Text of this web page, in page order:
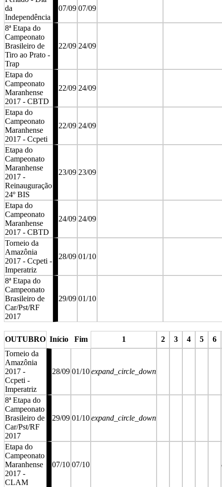
da
Independência
07/09 07/09
8ª Etapa do
Campeonato
Brasileiro de
Tiro ao Prato -
Trap
22/09 24/09
Etapa do
Campeonato
Maranhense
2017 - CBTD
22/09 24/09
Etapa do
Campeonato
Maranhense
2017 - Ccpeti
22/09 24/09
Etapa do
Campeonato
Maranhense
2017 -
Reinauguração
24º BIS
23/09 23/09
Etapa do
Campeonato
Maranhense
2017 - CBTD
24/09 24/09
Torneio da
Amazônia
2017 - Ccpeti -
Imperatriz
28/09 01/10
8ª Etapa do
Campeonato
Brasileiro de
Car/Pst/RF
2017
29/09 01/10
OUTUBRO Início Fim 1 2 3 4 5
6
Torneio da
Amazônia
2017 -
Ccpeti -
Imperatriz
28/09 01/10expand_circle_down
8ª Etapa do
Campeonato
Brasileiro de
Car/Pst/RF
2017
29/09 01/10expand_circle_down
Etapa do
Campeonato
Maranhense
2017 -
CLAM
07/10 07/10